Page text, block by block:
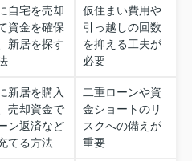
自宅を売却
資金を確保
新居を探す
仮住まい費用や
引っ越しの回数
を抑える工夫が
必要
新居を購入
売却資金で
ン返済など
てる方法
二重ローンや資
金ショートのリ
スクへの備えが
重要